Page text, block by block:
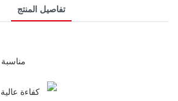
تفاصيل المنتج